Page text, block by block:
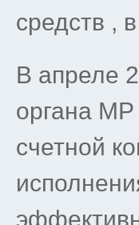
средств ,
В апреле
органа МР
счетной